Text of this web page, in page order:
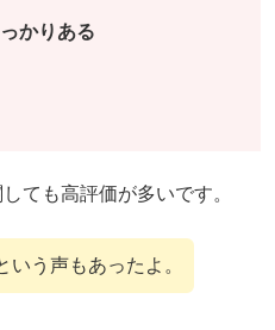
かりある
ても高評価が多いです。
いう声もあったよ。